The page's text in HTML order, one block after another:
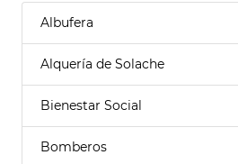
Albufera
Alquería de Solache
Bienestar Social
Bomberos